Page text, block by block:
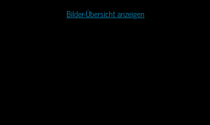
Bilder-Übersicht anzeigen